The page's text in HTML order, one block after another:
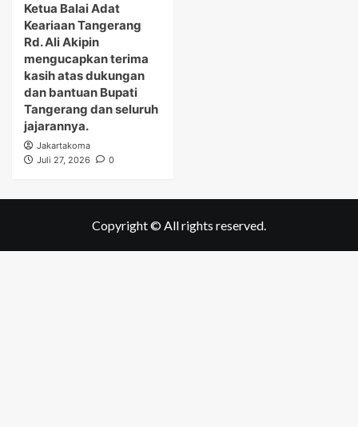
Ketua Balai Adat
Keariaan Tangerang
Rd. Ali Akipin
mengucapkan terima
kasih atas dukungan
dan bantuan Bupati
Tangerang dan seluruh
jajarannya.
Jakartakoma
Juli 27, 2026
0
Copyright © All rights reserved.